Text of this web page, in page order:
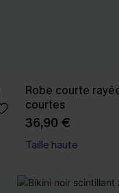
Robe courte
courtes
36,90 €
Taille haute